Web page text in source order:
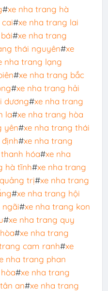
#xe nha trang hà
#xe nha trang lai
#xe nha trang
thái nguyên#xe
nha trang lạng
#xe nha trang bắc
#xe nha trang hải
dương#xe nha trang
la#xe nha trang hòa
yên#xe nha trang thái
#xe nha trang
hóa#xe nha
hà tĩnh#xe nha trang
trị#xe nha trang
#xe nha trang hội
ngãi#xe nha trang kon
#xe nha trang quy
#xe nha trang
cam ranh#xe
nha trang phan
#xe nha trang
an#xe nha trang